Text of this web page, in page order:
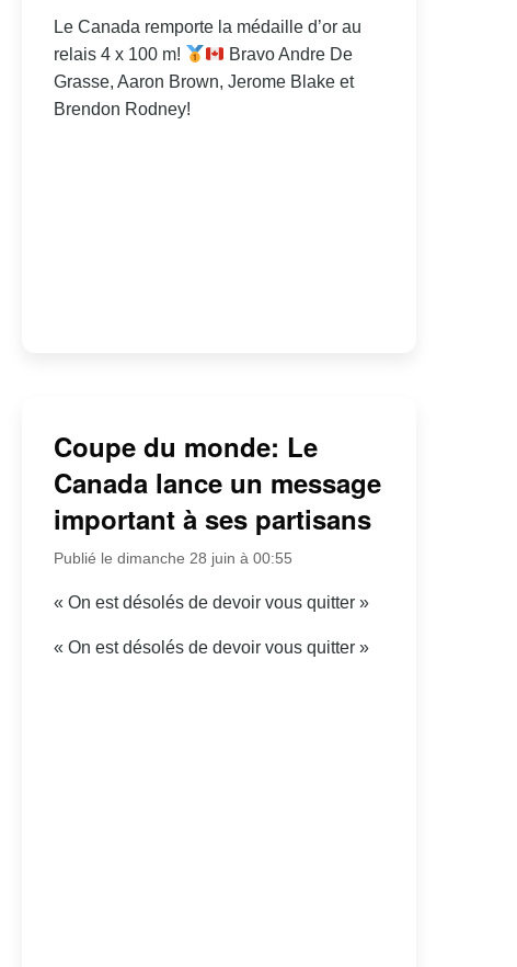
Le Canada remporte la médaille d’or au
relais 4 x 100 m!
Bravo Andre De
Grasse, Aaron Brown, Jerome Blake et
Brendon Rodney!
Coupe du monde: Le
Canada lance un message
important à ses partisans
Publié le dimanche 28 juin à 00:55
« On est désolés de devoir vous quitter »
« On est désolés de devoir vous quitter »